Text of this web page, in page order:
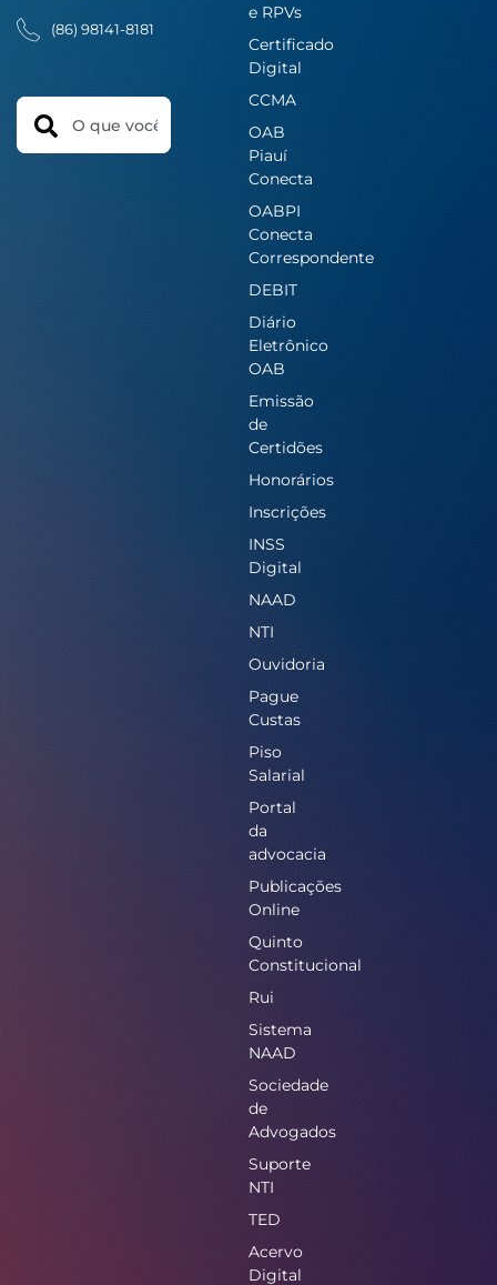
(86) 98141-8181
Search
e RPVs
Certificado
Digital
CCMA
OAB
Piauí
Conecta
OABPI
Conecta
Correspondente
DEBIT
Diário
Eletrônico
OAB
Emissão
de
Certidões
Honorários
Inscrições
INSS
Digital
NAAD
NTI
Ouvidoria
Pague
Custas
Piso
Salarial
Portal
da
advocacia
Publicações
Online
Quinto
Constitucional
Rui
Sistema
NAAD
Sociedade
de
Advogados
Suporte
NTI
TED
Acervo
Digital